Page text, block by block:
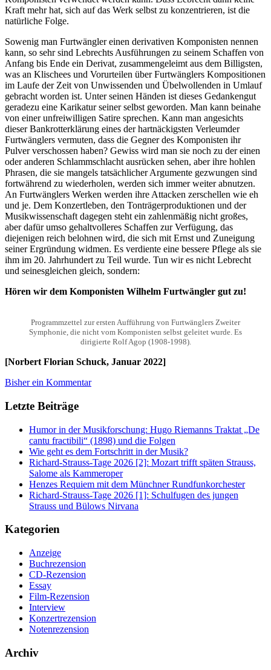
Kraft mehr hat, sich auf das Werk selbst zu konzentrieren, ist die
natürliche Folge.
Sowenig man Furtwängler einen derivativen Komponisten nennen
kann, so sehr sind Lebrechts Ausführungen zu seinem Schaffen von
Anfang bis Ende ein Derivat, zusammengeleimt aus dem Billigsten,
was an Klischees und Vorurteilen über Furtwänglers Kompositionen
im Laufe der Zeit von Unwissenden und Übelwollenden in Umlauf
gebracht worden ist. Unter seinen Händen ist dieses Gedankengut
geradezu eine Karikatur seiner selbst geworden. Man kann beinahe
von einer unfreiwilligen Satire sprechen. Kann man angesichts
dieser Bankrotterklärung eines der hartnäckigsten Verleumder
Furtwänglers vermuten, dass die Gegner des Komponisten ihr
Pulver verschossen haben? Gewiss wird man sie noch zu der einen
oder anderen Schlammschlacht ausrücken sehen, aber ihre hohlen
Phrasen, die sie mangels tatsächlicher Argumente gezwungen sind
fortwährend zu wiederholen, werden sich immer weiter abnutzen.
An Furtwänglers Werken werden ihre Attacken zerschellen wie eh
und je. Dem Konzertleben, den Tonträgerproduktionen und der
Musikwissenschaft dagegen steht ein zahlenmäßig nicht großes,
aber dafür umso gehaltvolleres Schaffen zur Verfügung, das
diejenigen reich belohnen wird, die sich mit Ernst und Zuneigung
seiner Ergründung widmen. Es verdiente eine bessere Pflege als sie
ihm im 20. Jahrhundert zu Teil wurde. Tun wir es nicht Lebrecht
und seinesgleichen gleich, sondern:
Hören wir dem Komponisten Wilhelm Furtwängler gut zu!
Programmzettel zur ersten Aufführung von Furtwänglers Zweiter
Symphonie, die nicht vom Komponisten selbst geleitet wurde. Es
dirigierte Rolf Agop (1908-1998).
[Norbert Florian Schuck, Januar 2022]
Bisher ein Kommentar
Letzte Beiträge
Humor in der Musikforschung: Hugo Riemanns Traktat „De
cantu fractibili“ (1898) und die Folgen
Wie geht es dem Fortschritt in der Musik?
Richard-Strauss-Tage 2026 [2]: Mozart trifft späten Strauss,
Salome als Kammeroper
Henzes Requiem mit dem Münchner Rundfunkorchester
Richard-Strauss-Tage 2026 [1]: Schulfugen des jungen
Strauss und Bülows Nirvana
Kategorien
Anzeige
Buchrezension
CD-Rezension
Essay
Film-Rezension
Interview
Konzertrezension
Notenrezension
Archiv